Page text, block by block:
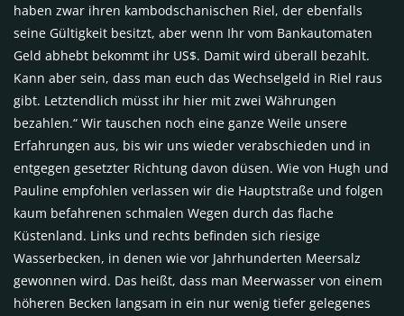
haben zwar ihren kambodschanischen Riel, der ebenfalls
seine Gültigkeit besitzt, aber wenn Ihr vom Bankautomaten
Geld abhebt bekommt ihr US$. Damit wird überall bezahlt.
Kann aber sein, dass man euch das Wechselgeld in Riel raus
gibt. Letztendlich müsst ihr hier mit zwei Währungen
bezahlen.“ Wir tauschen noch eine ganze Weile unsere
Erfahrungen aus, bis wir uns wieder verabschieden und in
entgegen gesetzter Richtung davon düsen. Wie von Hugh und
Pauline empfohlen verlassen wir die Hauptstraße und folgen
kaum befahrenen schmalen Wegen durch das flache
Küstenland. Links und rechts befinden sich riesige
Wasserbecken, in denen wie vor Jahrhunderten Meersalz
gewonnen wird. Das heißt, dass man Meerwasser von einem
höheren Becken langsam in ein nur wenig tiefer gelegenes